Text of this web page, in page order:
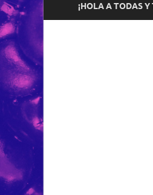
¡HOLA A TODAS Y